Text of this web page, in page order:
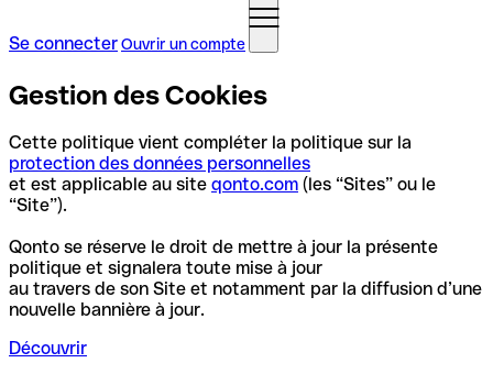
Se connecterOuvrir un compte
Gestion des Cookies
Cette politique vient compléter la politique sur la
protection des données personnelles
et est applicable au site qonto.com (les “Sites” ou le
“Site”).
Qonto se réserve le droit de mettre à jour la présente
politique et signalera toute mise à jour
au travers de son Site et notamment par la diffusion d’une
nouvelle bannière à jour.
Découvrir